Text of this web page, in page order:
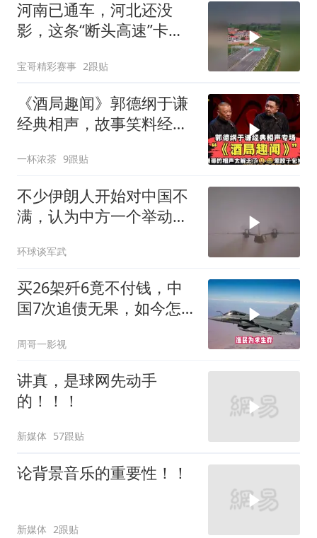
河南已通车，河北还没
影，这条“断头高速”卡在
宝哥精彩赛事 2跟贴
《酒局趣闻》郭德纲于谦
经典相声，故事笑料经典
一杯浓茶 9跟贴
不少伊朗人开始对中国不
满，认为中方一个举动，
环球谈军武
买26架歼6竟不付钱，中
国7次追债无果，如今怎
周哥一影视
讲真，是球网先动手
的！！！
新媒体 57跟贴
论背景音乐的重要性！！
新媒体 2跟贴